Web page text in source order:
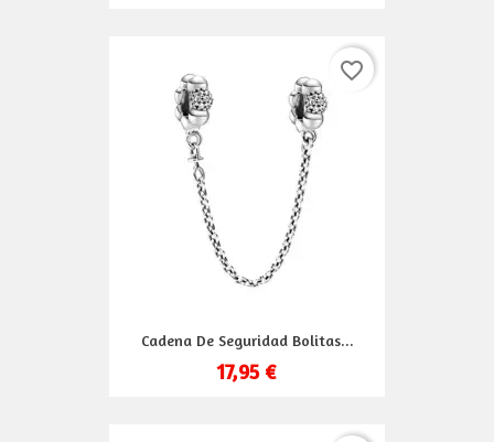
Cadena De Seguridad Bolitas...
17,95 €
favorite_border